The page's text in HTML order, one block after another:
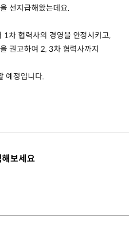
선지급해왔는데요.
1차 협력사의 경영을 안정시키고,
권고하여 2, 3차 협력사까지
예정입니다.
보세요